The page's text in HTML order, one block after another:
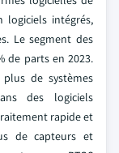
intégrés,
Le segment des
de parts en 2023.
de systèmes
des logiciels
rapide et
de capteurs et